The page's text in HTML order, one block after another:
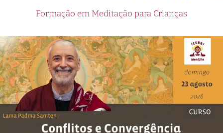
Formação em Meditação para Crianças